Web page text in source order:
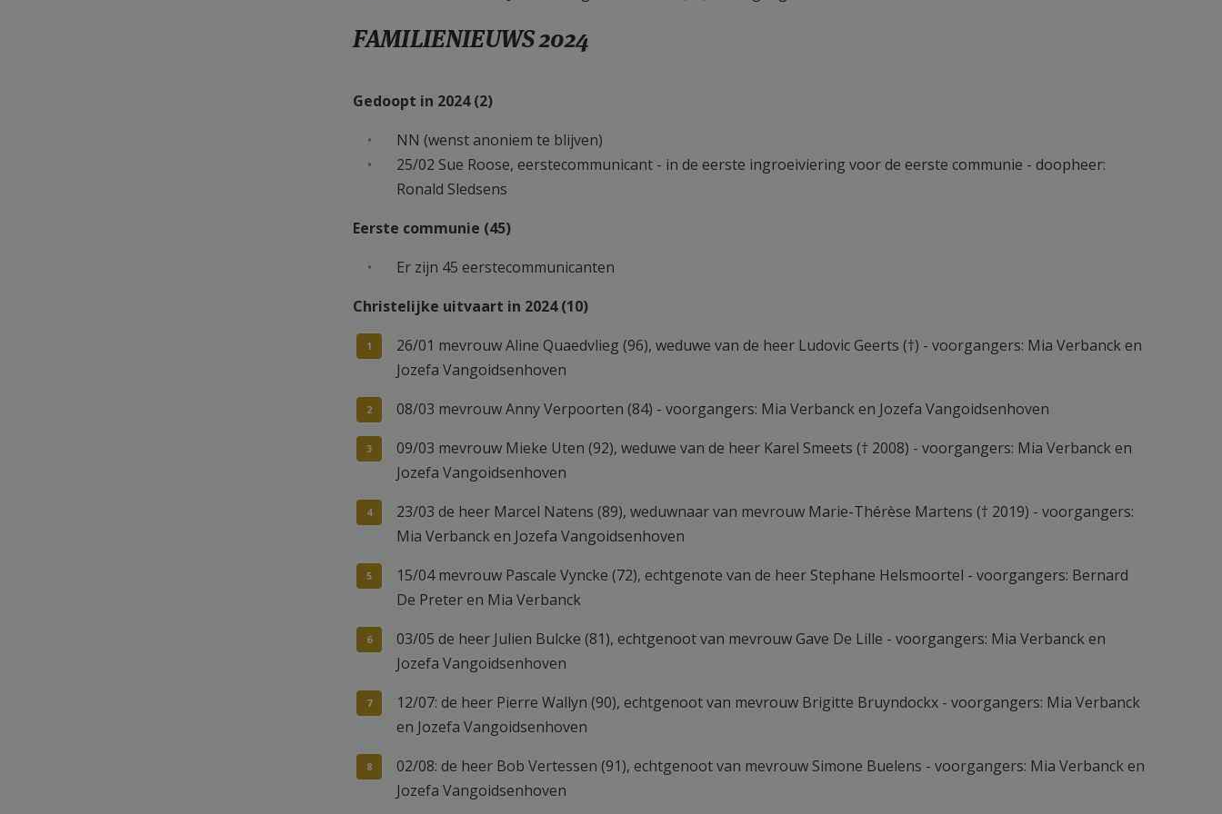
FAMILIENIEUWS 2024
Gedoopt in 2024 (2)
NN (wenst anoniem te blijven)
25/02 Sue Roose, eerstecommunicant - in de eerste ingroeiviering voor de eerste communie - doopheer:
Ronald Sledsens
Eerste communie (45)
Er zijn 45 eerstecommunicanten
Christelijke uitvaart in 2024 (10)
26/01 mevrouw Aline Quaedvlieg (96), weduwe van de heer Ludovic Geerts (†) - voorgangers: Mia Verbanck en
Jozefa Vangoidsenhoven
08/03 mevrouw Anny Verpoorten (84) - voorgangers: Mia Verbanck en Jozefa Vangoidsenhoven
09/03 mevrouw Mieke Uten (92), weduwe van de heer Karel Smeets († 2008) - voorgangers: Mia Verbanck en
Jozefa Vangoidsenhoven
23/03 de heer Marcel Natens (89), weduwnaar van mevrouw Marie-Thérèse Martens († 2019) - voorgangers:
Mia Verbanck en Jozefa Vangoidsenhoven
15/04 mevrouw Pascale Vyncke (72), echtgenote van de heer Stephane Helsmoortel - voorgangers: Bernard
De Preter en Mia Verbanck
03/05 de heer Julien Bulcke (81), echtgenoot van mevrouw Gave De Lille - voorgangers: Mia Verbanck en
Jozefa Vangoidsenhoven
12/07: de heer Pierre Wallyn (90), echtgenoot van mevrouw Brigitte Bruyndockx - voorgangers: Mia Verbanck
en Jozefa Vangoidsenhoven
02/08: de heer Bob Vertessen (91), echtgenoot van mevrouw Simone Buelens - voorgangers: Mia Verbanck en
Jozefa Vangoidsenhoven